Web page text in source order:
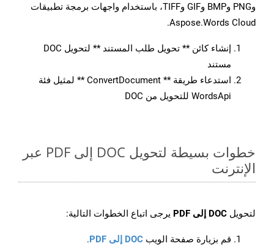
وPNG وBMP وGIF وTIFF، باستخدام واجهات برمجة تطبيقات
Aspose.Words Cloud.
إنشاء كائن ** تحويل طلب المستند ** لتحويل DOC
مستند
استدعاء طريقة ** ConvertDocument ** لمثيل فئة
WordsApi للتحويل من DOC
خطوات بسيطة لتحويل DOC إلى PDF عبر
الإنترنت
لتحويل DOC إلى PDF يرجى اتباع الخطوات التالية:
قم بزيارة صفحة الويب DOC إلى PDF
.